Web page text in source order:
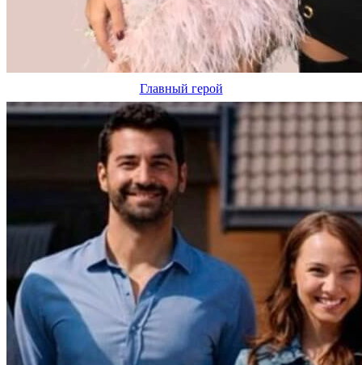
Главный герой